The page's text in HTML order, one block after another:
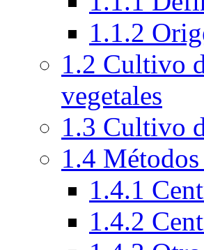
1.1.2
1.2 Cultivo
vegetales
1.3 Cultivo
1.4
1.4.1
1.4.2